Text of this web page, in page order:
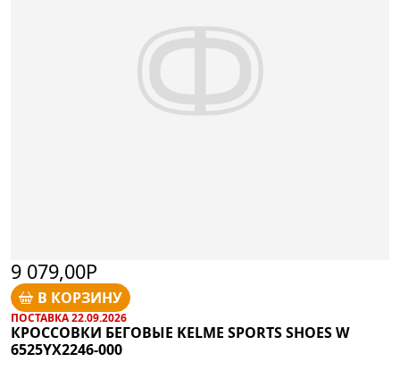
9 079,00Р
В КОРЗИНУ
ПОСТАВКА 22.09.2026
КРОССОВКИ БЕГОВЫЕ KELME SPORTS SHOES W
6525YX2246-000